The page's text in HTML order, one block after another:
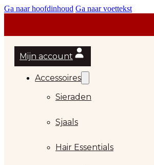
Ga naar hoofdinhoud Ga naar voettekst
Mijn account
Accessoires
Sieraden
Sjaals
Hair Essentials